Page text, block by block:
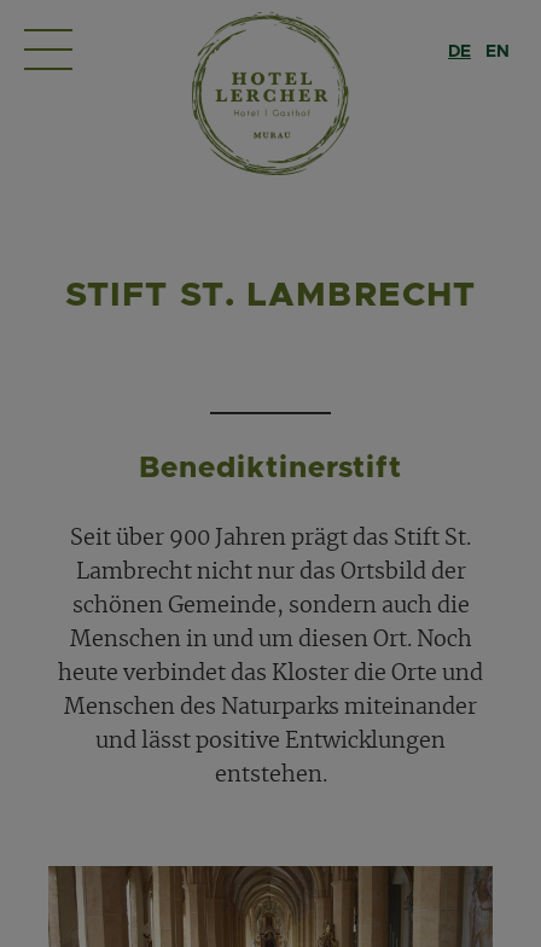
STIFT ST. LAMBRECHT
Benediktinerstift
Seit über 900 Jahren prägt das Stift St.
Lambrecht nicht nur das Ortsbild der
schönen Gemeinde, sondern auch die
Menschen in und um diesen Ort. Noch
heute verbindet das Kloster die Orte und
Menschen des Naturparks miteinander
und lässt positive Entwicklungen
entstehen.
DE EN